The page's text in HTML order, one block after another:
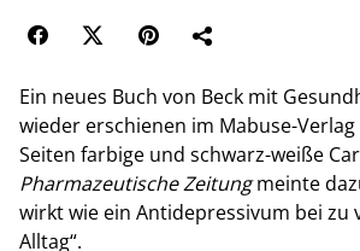
Ein neues Buch von Beck mit
wieder erschienen im Mabuse-
Seiten farbige und schwarz-weiße
Pharmazeutische Zeitungmeinte
wirkt wie ein Antidepressivum bei zu
Alltag“.